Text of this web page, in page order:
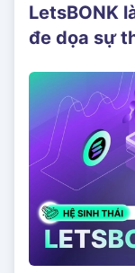
LetsBONK
đe dọa sự